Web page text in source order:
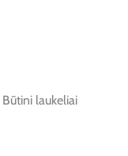
Būtini laukeliai